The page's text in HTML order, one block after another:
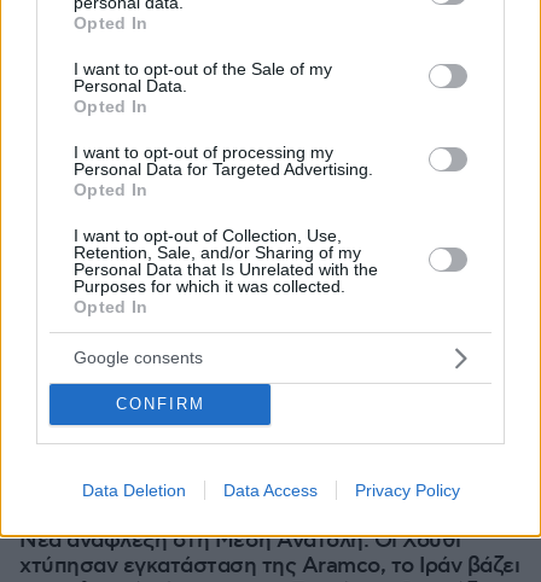
grant or deny consent to Google and its third-party tags to
use your data for below specified purposes in below Google
consent section.
Opted In
I want to opt-out of the Sale of my
Personal Data.
Opted In
I want to opt-out of processing my
Personal Data for Targeted Advertising.
Opted In
I want to opt-out of Collection, Use,
Retention, Sale, and/or Sharing of my
Personal Data that Is Unrelated with the
Purposes for which it was collected.
Opted In
Google consents
CONFIRM
Data Deletion Data Access Privacy Policy
Loaded:
100.00%
Νέα ανάφλεξη στη Μέση Ανατολή: Οι Χούθι
χτύπησαν εγκατάσταση της Aramco, το Ιράν βάζει